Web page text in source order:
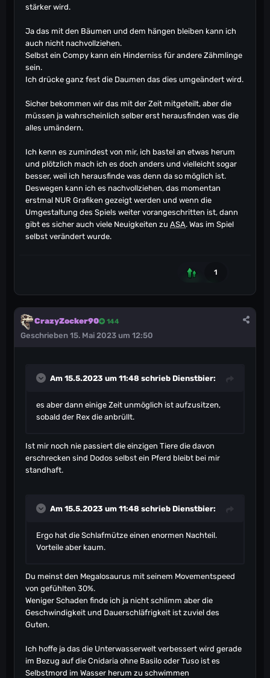
stärker wird.
Ja das mit den Bäumen und dem hängen bleiben kann ich
auch nicht nachvollziehen.
Selbst ein Compy kann ein Hinderniss für andere Zähmlinge
sein.
Ich drücke ganz fest die Daumen das dies umgeändert wird.
Sicher bekommen wir das mit der Zeit mitgeteilt, aber die
müssen ja wahrscheinlich selber erst herausfinden was die
alles umändern.
Ich kenn es zumindest von mir, ich bastel an etwas herum
und plötzlich mach ich es doch anders und vielleicht sogar
besser, weil ich herausfinde was denn da so möglich ist.
Deswegen kann ich es nachvollziehen, das momentan
erstmal NUR Grafiken gezeigt werden und wenn die
Umgestaltung des Spiels weiter vorangeschritten ist, dann
gibt es sicher auch viele Neuigkeiten zu ASA. Was im Spiel
selbst verändert wurde.
1
CrazyZocker90 144
Geschrieben 15. Mai 2023 um 12:50
Am 15.5.2023 um 11:48 schrieb Dienstbier:
es aber dann einige Zeit unmöglich ist aufzusitzen,
sobald der Rex die anbrüllt.
Ist mir noch nie passiert die einzigen Tiere die davon
erschrecken sind Dodos selbst ein Pferd bleibt bei mir
standhaft.
Am 15.5.2023 um 11:48 schrieb Dienstbier:
Ergo hat die Schlafmütze einen enormen Nachteil.
Vorteile aber kaum.
Du meinst den Megalosaurus mit seinem Movementspeed
von gefühlten 30%.
Weniger Schaden finde ich ja nicht schlimm aber die
Geschwindigkeit und Dauerschläfrigkeit ist zuviel des
Guten.
Ich hoffe ja das die Unterwasserwelt verbessert wird gerade
im Bezug auf die Cnidaria ohne Basilo oder Tuso ist es
Selbstmord im Wasser herum zu schwimmen